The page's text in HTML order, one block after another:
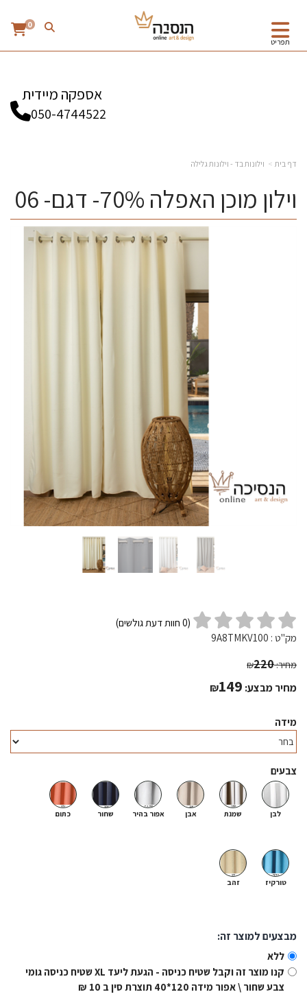
תפריט
0
אספקה מיידית
050-4744522
דף בית וילונות בד - וילונות גלילה
וילון מוכן האפלה 70%- דגם- 06
(
0 חוות דעת גולשים)
מק"ט : 9A8TMKV100
מחיר: ₪220
מחיר מבצע: ₪149
מידה
צבעים
לבן שמנת אבן אפור בהיר שחור כתום
טורקיז זהב
מבצעים למוצר זה:
ללא
קנו מוצר זה וקבל שטיח כניסה - הגעת ליעד XL שטיח כניסה גומי
צבע שחור \ אפור מידה 120*40 תוצרת סין ב 10 ₪